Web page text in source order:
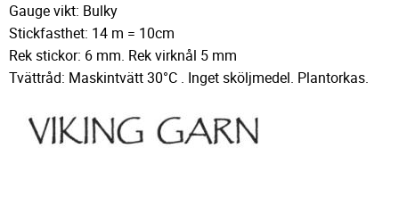
Gauge vikt: Bulky
Stickfasthet: 14 m = 10cm
Rek stickor: 6 mm. Rek virknål 5 mm
Tvättråd: Maskintvätt 30°C . Inget sköljmedel. Plantorkas.